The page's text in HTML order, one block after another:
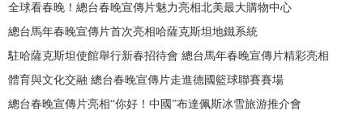
全球看春晚！總台春晚宣傳片魅力亮相北美最大購物中心
總台馬年春晚宣傳片首次亮相哈薩克斯坦地鐵系統
駐哈薩克斯坦使館舉行新春招待會 總台馬年春晚宣傳片精彩亮相
體育與文化交融 總台春晚宣傳片走進德國籃球聯賽賽場
總台春晚宣傳片亮相“你好！中國”布達佩斯冰雪旅游推介會